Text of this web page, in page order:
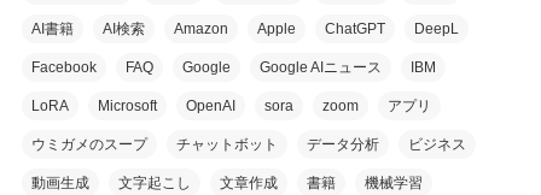
AI書籍 AI検索 Amazon Apple ChatGPT DeepL
Facebook FAQ Google Google AIニュース IBM
LoRA Microsoft OpenAI sora zoom アプリ
ウミガメのスープ チャットボット データ分析 ビジネス
動画生成 文字起こし 文章作成 書籍 機械学習